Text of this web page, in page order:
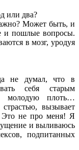
или два?
Может быть, и
и пошлые вопросы.
в мозг, уродуя
не думал, что в
себя старым
молодую плоть…
вызывает
не про меня! Я
и выливаюсь
подпитанных